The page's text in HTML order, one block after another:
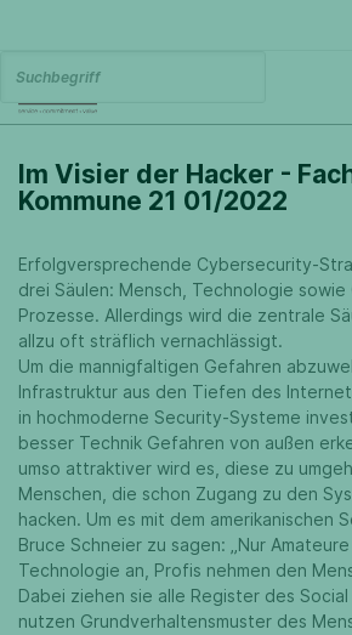
Im Visier der Hacker -
Kommune 21 01/2022
Erfolgversprechende Cybersecurity-
drei Säulen: Mensch, Technologie sowie
Prozesse. Allerdings wird die zentrale
allzu oft sträflich vernachlässigt.
Um die mannigfaltigen Gefahren
Infrastruktur aus den Tiefen des
in hochmoderne Security-Systeme
besser Technik Gefahren von außen
umso attraktiver wird es, diese zu
Menschen, die schon Zugang zu den
hacken. Um es mit dem amerikanischen
Bruce Schneier zu sagen: „Nur
Technologie an, Profis nehmen den
Dabei ziehen sie alle Register des
nutzen Grundverhaltensmuster des